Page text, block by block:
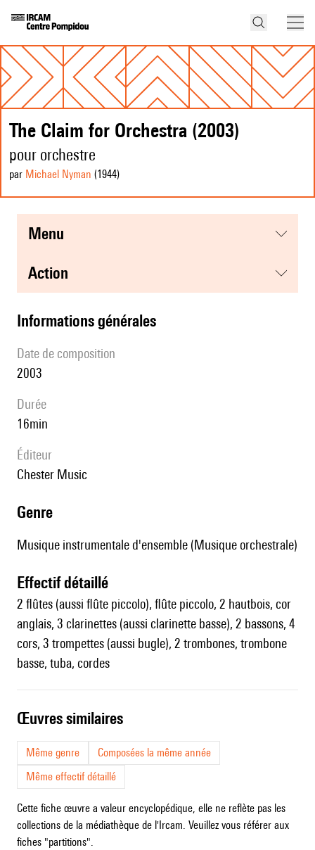
The Claim for Orchestra (2003)
pour orchestre
par Michael Nyman (1944)
menu
action
informations générales
date de composition
2003
durée
16min
éditeur
Chester Music
genre
Musique instrumentale d'ensemble (Musique orchestrale)
effectif détaillé
2 flûtes (aussi flûte piccolo), flûte piccolo, 2 hautbois, cor
anglais, 3 clarinettes (aussi clarinette basse), 2 bassons, 4
cors, 3 trompettes (aussi bugle), 2 trombones, trombone
basse, tuba, cordes
œuvres similaires
Même genre
Composées la même année
Même effectif détaillé
Cette fiche œuvre a valeur encyclopédique, elle ne reflète pas les
collections de la médiathèque de l'Ircam. Veuillez vous référer aux
fiches "partitions".